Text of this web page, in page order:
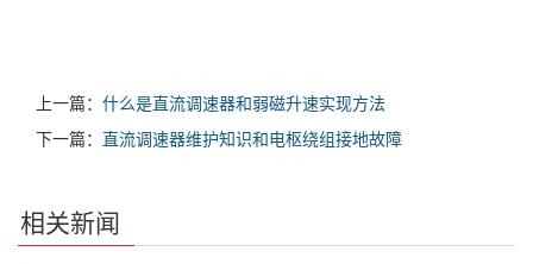
上一篇： 什么是直流调速器和弱磁升速实现方法
下一篇： 直流调速器维护知识和电枢绕组接地故障
相关新闻